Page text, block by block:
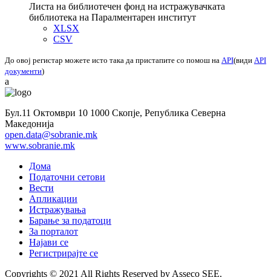
Листа на библиотечен фонд на истражувачката
библиотека на Паралментарен институт
XLSX
CSV
До овој регистар можете исто така да пристапите со помош на API(види API
документи)
a
Бул.11 Октомври 10 1000 Скопје, Република Северна
Македонија
open.data@sobranie.mk
www.sobranie.mk
Дома
Податочни сетови
Вести
Апликации
Истражувања
Барање за податоци
За порталот
Најави се
Регистрирајте се
Copyrights © 2021 All Rights Reserved by Asseco SEE.